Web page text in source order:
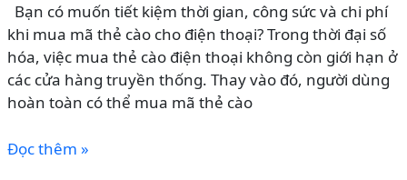
Bạn có muốn tiết kiệm thời gian, công sức và chi phí
khi mua mã thẻ cào cho điện thoại? Trong thời đại số
hóa, việc mua thẻ cào điện thoại không còn giới hạn ở
các cửa hàng truyền thống. Thay vào đó, người dùng
hoàn toàn có thể mua mã thẻ cào
CÁCH
Đọc thêm »